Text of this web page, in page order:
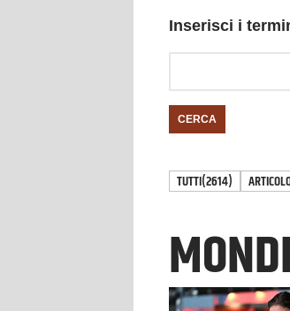
Inserisci i
CERCA
TUTTI(2614)